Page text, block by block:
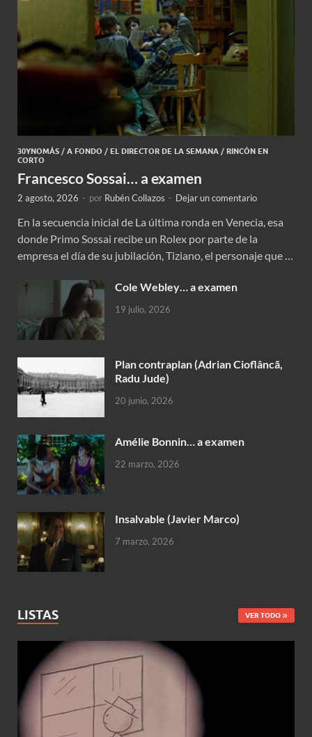
30YNOMÁS / A FONDO / EL DIRECTOR DE LA SEMANA / RINCÓN EN
CORTO
Francesco Sossai… a examen
2 agosto, 2026 - por Rubén Collazos - Dejar un comentario
En la secuencia inicial de La última ronda en Venecia, esa
donde Primo Sossai recibe un Rolex por parte de la
empresa el día de su jubilación, Tiziano, el personaje que …
Cole Webley… a examen
19 julio, 2026
Plan contraplan (Adrian Cioflâncã,
Radu Jude)
20 junio, 2026
Amélie Bonnin… a examen
22 marzo, 2026
Insalvable (Javier Marco)
7 marzo, 2026
LISTAS VER TODO